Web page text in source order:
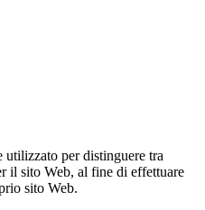
utilizzato per distinguere tra
il sito Web, al fine di effettuare
sito Web.